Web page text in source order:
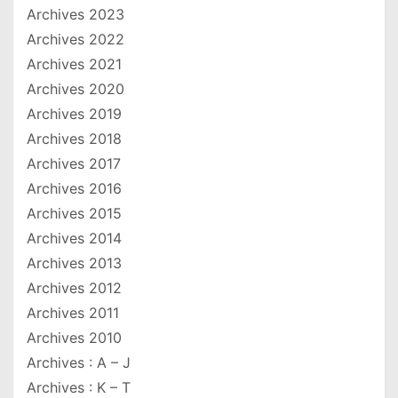
Archives 2023
Archives 2022
Archives 2021
Archives 2020
Archives 2019
Archives 2018
Archives 2017
Archives 2016
Archives 2015
Archives 2014
Archives 2013
Archives 2012
Archives 2011
Archives 2010
Archives : A – J
Archives : K – T